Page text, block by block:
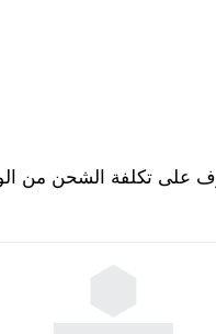
على تكلفة الشحن من